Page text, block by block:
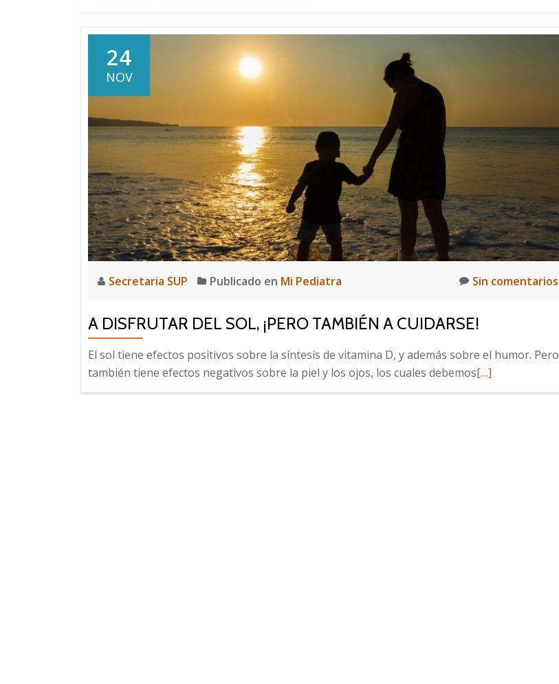
24
NOV
Secretaria SUP Publicado en Mi Pediatra Sin comentarios
A DISFRUTAR DEL SOL, ¡PERO TAMBIÉN A CUIDARSE!
El sol tiene efectos positivos sobre la síntesis de vitamina D, y además sobre el humor. Pero
también tiene efectos negativos sobre la piel y los ojos, los cuales debemosLeer
[…]